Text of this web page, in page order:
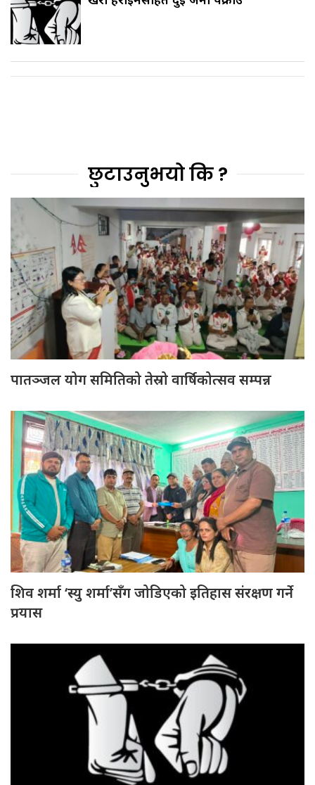
छुटाउनुभयो कि ?
पातञ्जल योग समितिको तेस्रो वार्षिकोत्सव सम्पन्न
शिव शर्मा ‘स्यु शर्मा’सँग जोडिएको इतिहास संरक्षण गर्ने
प्रयास